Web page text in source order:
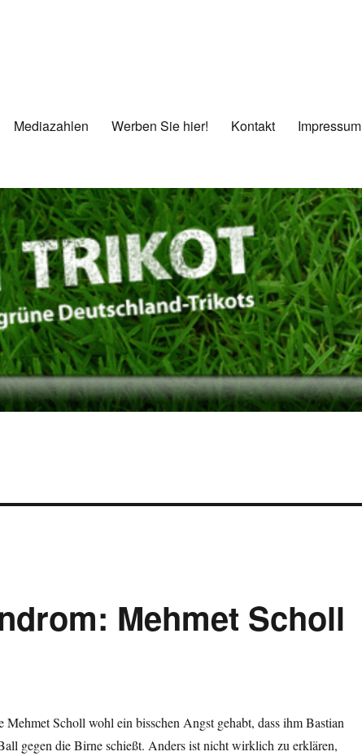
Mediazahlen Werben Sie hier! Kontakt Impressum
Mehmet Scholl
Mehmet Scholl wohl ein bisschen Angst gehabt, dass ihm Bastian
gegen die Birne schießt. Anders ist nicht wirklich zu erklären,